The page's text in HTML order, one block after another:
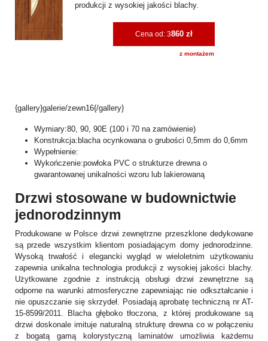
produkcji z wysokiej jakości blachy.
Cena od: 3860 zł
z montażem
{gallery}galerie/zewn16{/gallery}
Wymiary:80, 90, 90E (100 i 70 na zamówienie)
Konstrukcja:blacha ocynkowana o grubości 0,5mm do 0,6mm
Wypełnienie:
Wykończenie:powłoka PVC o strukturze drewna o
gwarantowanej unikalności wzoru lub lakierowaną
Drzwi stosowane w budownictwie
jednorodzinnym
Produkowane w Polsce drzwi zewnętrzne przeszklone dedykowane
są przede wszystkim klientom posiadającym domy jednorodzinne.
Wysoką trwałość i elegancki wygląd w wieloletnim użytkowaniu
zapewnia unikalna technologia produkcji z wysokiej jakości blachy.
Użytkowane zgodnie z instrukcją obsługi drzwi zewnętrzne są
odporne na warunki atmosferyczne zapewniając nie odkształcanie i
nie opuszczanie się skrzydeł. Posiadają aprobatę techniczną nr AT-
15-8599/2011. Blacha głęboko tłoczona, z której produkowane są
drzwi doskonale imituje naturalną strukturę drewna co w połączeniu
z bogatą gamą kolorystyczną laminatów umożliwia każdemu